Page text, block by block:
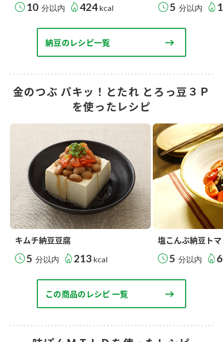
10 分以内 424 kcal 5 分以内
納豆のレシピ一覧
金のつぶ パキッ！とたれ とろっ豆３Ｐ
を使ったレシピ
キムチ納豆豆腐
5 分以内 213 kcal
塩こんぶ納豆トマ
5 分以内
この商品のレシピ 一覧